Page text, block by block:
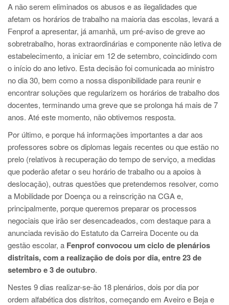
A não serem eliminados os abusos e as ilegalidades que
afetam os horários de trabalho na maioria das escolas, levará a
Fenprof a apresentar, já amanhã, um pré-aviso de greve ao
sobretrabalho, horas extraordinárias e componente não letiva de
estabelecimento, a iniciar em 12 de setembro, coincidindo com
o início do ano letivo. Esta decisão foi comunicada ao ministro
no dia 30, bem como a nossa disponibilidade para reunir e
encontrar soluções que regularizem os horários de trabalho dos
docentes, terminando uma greve que se prolonga há mais de 7
anos. Até este momento, não obtivemos resposta.
Por último, e porque há informações importantes a dar aos
professores sobre os diplomas legais recentes ou que estão no
prelo (relativos à recuperação do tempo de serviço, a medidas
que poderão afetar o seu horário de trabalho ou a apoios à
deslocação), outras questões que pretendemos resolver, como
a Mobilidade por Doença ou a reinscrição na CGA e,
principalmente, porque queremos preparar os processos
negociais que irão ser desencadeados, com destaque para a
anunciada revisão do Estatuto da Carreira Docente ou da
gestão escolar, a Fenprof convocou um ciclo de plenários
distritais, com a realização de dois por dia, entre 23 de
setembro e 3 de outubro.
Nestes 9 dias realizar-se-ão 18 plenários, dois por dia por
ordem alfabética dos distritos, começando em Aveiro e Beja e